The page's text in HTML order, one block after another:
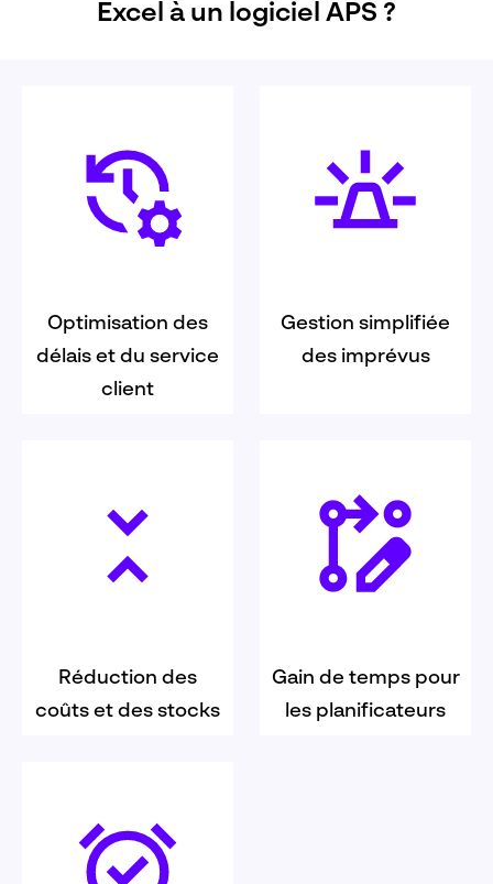
Excel à un logiciel APS ?
Optimisation des
délais et du service
client
Gestion simplifiée
des imprévus
Réduction des
coûts et des stocks
Gain de temps pour
les planificateurs